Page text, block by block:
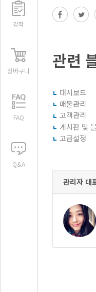
관련
대시보드
매물관리
고객관리
게시판 및
고급설정
관리자 대
강좌
장바구니
FAQ
Q&A